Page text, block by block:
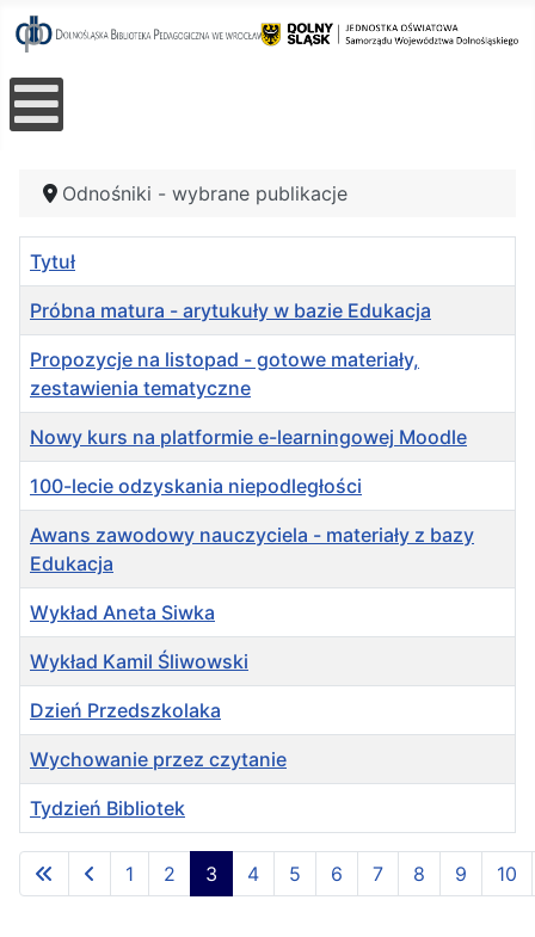
Odnośniki - wybrane publikacje
Spis artykułów
Tytuł
Próbna matura - arytukuły w bazie Edukacja
Propozycje na listopad - gotowe materiały,
zestawienia tematyczne
Nowy kurs na platformie e-learningowej Moodle
100-lecie odzyskania niepodległości
Awans zawodowy nauczyciela - materiały z bazy
Edukacja
Wykład Aneta Siwka
Wykład Kamil Śliwowski
Dzień Przedszkolaka
Wychowanie przez czytanie
Tydzień Bibliotek
Strona 3 z 22
1 2 3 4 5 6 7 8 9 10